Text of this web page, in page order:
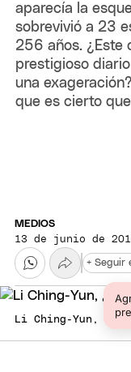
aparecía la
sobrevivió a 23
256 años. ¿Este
prestigioso
una
que es cierto
MEDIOS
13 de junio de
+ Seguir
Li Ching-Yun, ¿un